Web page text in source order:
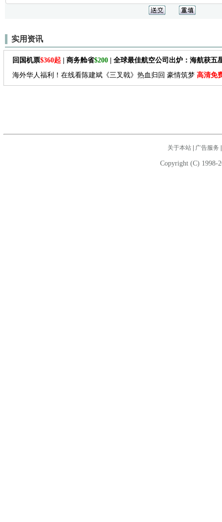
实用资讯
回国机票$360起 | 商务舱省$200 | 全球最佳航空公司出炉：海航获五
海外华人福利！在线看陈建斌《三叉戟》热血归回 豪情筑梦 高清免
关于本站| 广告服务
Copyright (C) 1998-